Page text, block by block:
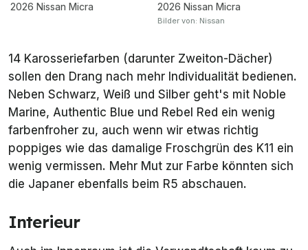
2026 Nissan Micra 2026 Nissan Micra
Bilder von: Nissan
14 Karosseriefarben (darunter Zweiton-Dächer)
sollen den Drang nach mehr Individualität bedienen.
Neben Schwarz, Weiß und Silber geht's mit Noble
Marine, Authentic Blue und Rebel Red ein wenig
farbenfroher zu, auch wenn wir etwas richtig
poppiges wie das damalige Froschgrün des K11 ein
wenig vermissen. Mehr Mut zur Farbe könnten sich
die Japaner ebenfalls beim R5 abschauen.
Interieur